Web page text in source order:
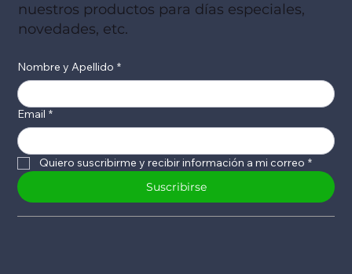
nuestros productos para días especiales,
novedades, etc.
Nombre y Apellido *
Email *
Quiero suscribirme y recibir información a mi correo *
Suscribirse